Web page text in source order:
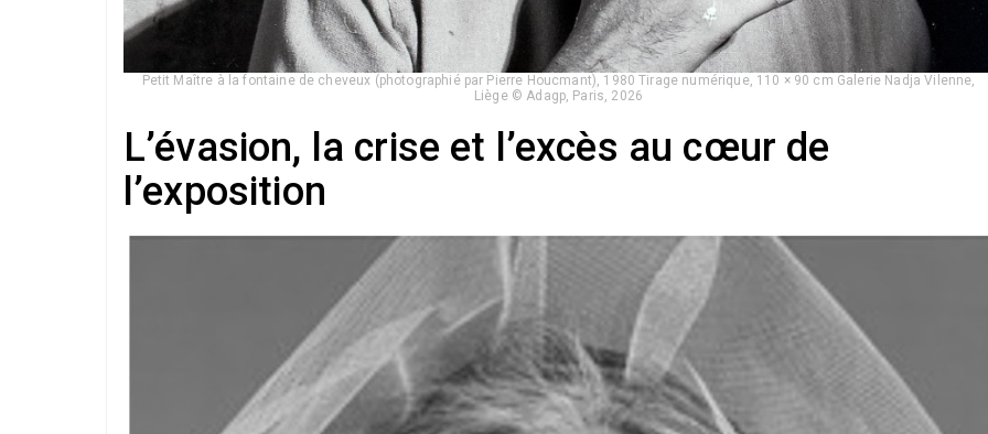
Petit Maître à la fontaine de cheveux (photographié par Pierre Houcmant), 1980 Tirage numérique, 110 × 90 cm Galerie Nadja Vilenne,
Liège © Adagp, Paris, 2026
L’évasion, la crise et l’excès au cœur de
l’exposition